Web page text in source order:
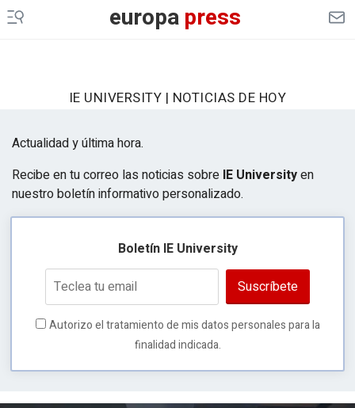
europapress
IE UNIVERSITY | NOTICIAS DE HOY
Actualidad y última hora.
Recibe en tu correo las noticias sobre IE Universityen
nuestro boletín informativo personalizado.
Boletín IE University
Suscríbete
Autorizo el tratamiento de mis datos personales para la
finalidad indicada.